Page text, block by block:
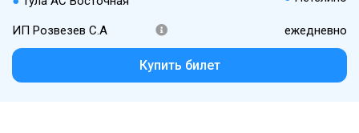
ИП Розвезев С.А ежедневно
Купить билет